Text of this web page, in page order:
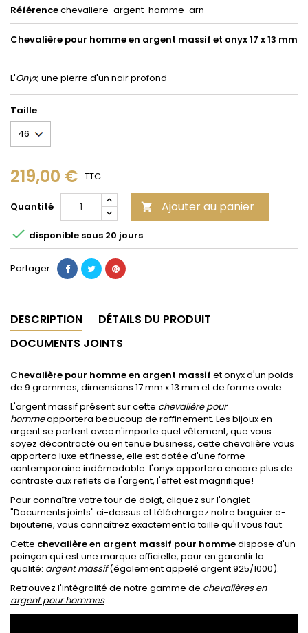
Référencechevaliere-argent-homme-arn
Chevalière pour homme en argent massif et onyx 17 x 13 mm
L'Onyx, une pierre d'un noir profond
Taille
219,00 € TTC
Quantité  Ajouter au panier
 disponible sous 20 jours
Partager
DESCRIPTION
DÉTAILS DU PRODUIT
DOCUMENTS JOINTS
Chevalière pour homme en argent massif et onyxd'un poids
de 9 grammes, dimensions 17 mm x 13 mm et de forme ovale.
L'argent massif présent sur cette chevalière pour
hommeapportera beaucoup de raffinement. Les bijoux en
argent se portent avec n'importe quel vêtement, que vous
soyez décontracté ou en tenue business, cette chevalière vous
apportera luxe et finesse, elle est dotée d'une forme
contemporaine indémodable. l'onyx apportera encore plus de
contraste aux reflets de l'argent, l'effet est magnifique!
Pour connaître votre tour de doigt, cliquez sur l'onglet
"Documents joints" ci-dessus et téléchargez notre baguier e-
bijouterie, vous connaîtrez exactement la taille qu'il vous faut.
Cette chevalière en argent massif pour hommedispose d'un
poinçon qui est une marque officielle, pour en garantir la
qualité: argent massif(également appelé argent 925/1000).
Retrouvez l'intégralité de notre gamme de chevalières en
argent pour hommes.